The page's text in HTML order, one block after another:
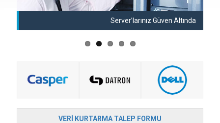
Server’larınız Güven Altında
VERI KURTARMA TALEP FORMU